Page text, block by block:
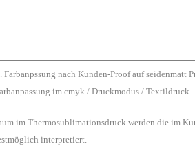
nach Kunden-Proof auf seidenmatt
im cmyk / Druckmodus / Textildruck.
im Thermosublimationsdruck werden die im
interpretiert.